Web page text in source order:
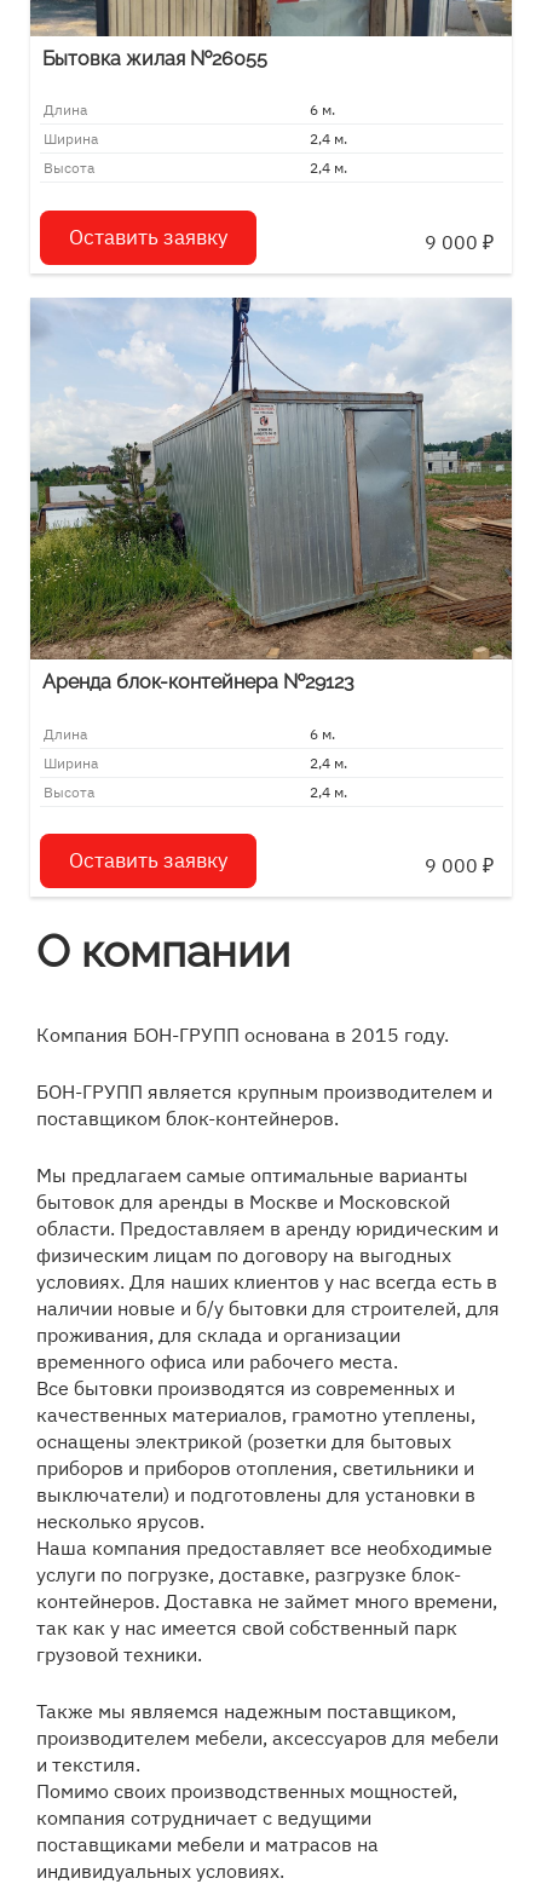
Бытовка жилая №26055
Длина
6 м.
Ширина
2,4 м.
Высота
2,4 м.
Оставить заявку 9 000 ₽
Аренда блок-контейнера №29123
Длина
6 м.
Ширина
2,4 м.
Высота
2,4 м.
Оставить заявку 9 000 ₽
О компании
Компания БОН-ГРУПП основана в 2015 году.
БОН-ГРУПП является крупным производителем и
поставщиком блок-контейнеров.
Мы предлагаем самые оптимальные варианты
бытовок для аренды в Москве и Московской
области. Предоставляем в аренду юридическим и
физическим лицам по договору на выгодных
условиях. Для наших клиентов у нас всегда есть в
наличии новые и б/у бытовки для строителей, для
проживания, для склада и организации
временного офиса или рабочего места.
Все бытовки производятся из современных и
качественных материалов, грамотно утеплены,
оснащены электрикой (розетки для бытовых
приборов и приборов отопления, светильники и
выключатели) и подготовлены для установки в
несколько ярусов.
Наша компания предоставляет все необходимые
услуги по погрузке, доставке, разгрузке блок-
контейнеров. Доставка не займет много времени,
так как у нас имеется свой собственный парк
грузовой техники.
Также мы являемся надежным поставщиком,
производителем мебели, аксессуаров для мебели
и текстиля.
Помимо своих производственных мощностей,
компания сотрудничает с ведущими
поставщиками мебели и матрасов на
индивидуальных условиях.